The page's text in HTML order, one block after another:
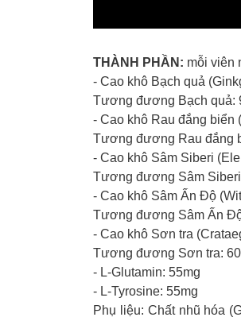
THÀNH PHẦN: mỗi viên
- Cao khô Bạch quả
Tương đương Bạch quả:
- Cao khô Rau đắng biển
Tương đương Rau đắng
- Cao khô Sâm Siberi
Tương đương Sâm
- Cao khô Sâm Ấn Độ
Tương đương Sâm Ấn
- Cao khô Sơn tra
Tương đương Sơn tra:
- L-Glutamin: 55mg
- L-Tyrosine: 55mg
Phụ liệu: Chất nhũ hóa